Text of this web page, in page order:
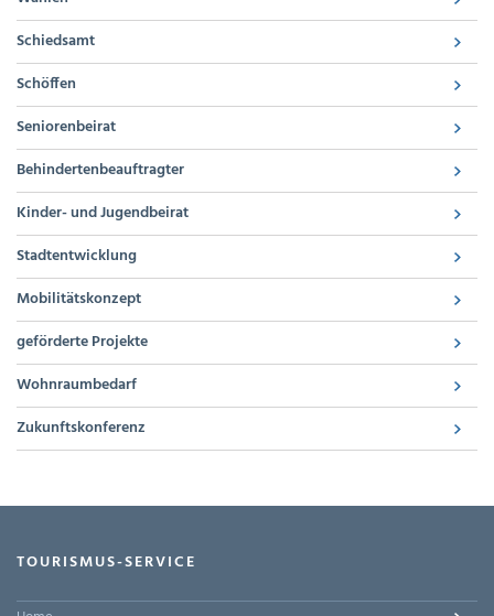
Schiedsamt
Schöffen
Seniorenbeirat
Behindertenbeauftragter
Kinder- und Jugendbeirat
Stadtentwicklung
Mobilitätskonzept
geförderte Projekte
Wohnraumbedarf
Zukunftskonferenz
TOURISMUS-SERVICE